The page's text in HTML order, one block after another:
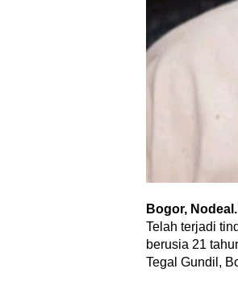
Bogor,
Telah terjadi
berusia 21
Tegal Gundil,